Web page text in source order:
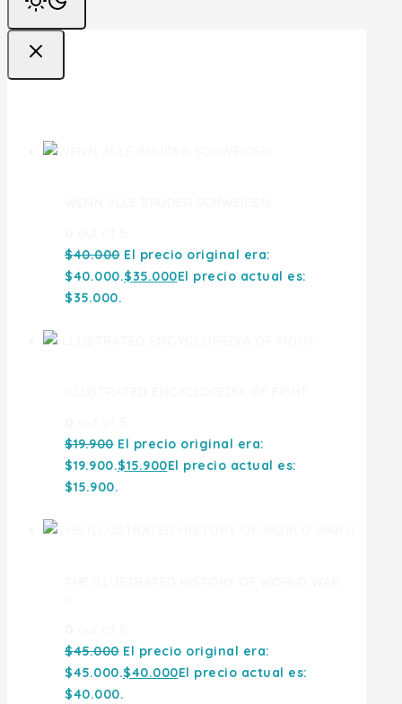
$40.000 El precio original era:
$40.000.$35.000El precio actual es:
$35.000.
$19.900 El precio original era:
$19.900.$15.900El precio actual es:
$15.900.
$45.000 El precio original era:
$45.000.$40.000El precio actual es:
$40.000.